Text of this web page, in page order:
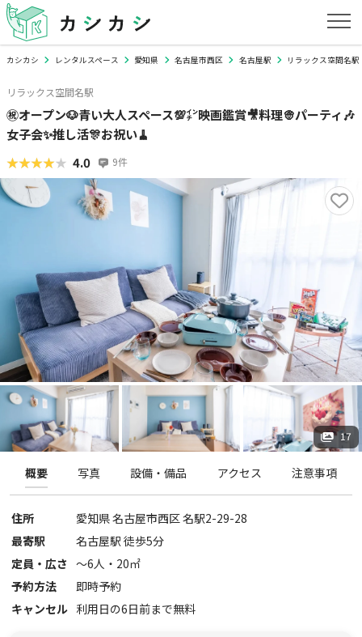
カシカシ レンタルスペース 愛知県 名古屋市西区 名古屋駅 リラックス空間名駅
リラックス空間名駅
㊗️オープン🐶青い大人スペース💯㌅映画鑑賞🎥料理👳パーティ🎶
女子会✨推し活🎊お祝い🧹
★★★★★
★★★★★ 4.0 9件
17
概要 写真 設備・備品 アクセス 注意事項
住所 愛知県名古屋市西区名駅2-29-28
最寄駅
名古屋駅 徒歩5分
定員・広さ 〜6人・ 20㎡
予約方法
即時予約
キャンセル 利用日の6日前まで無料